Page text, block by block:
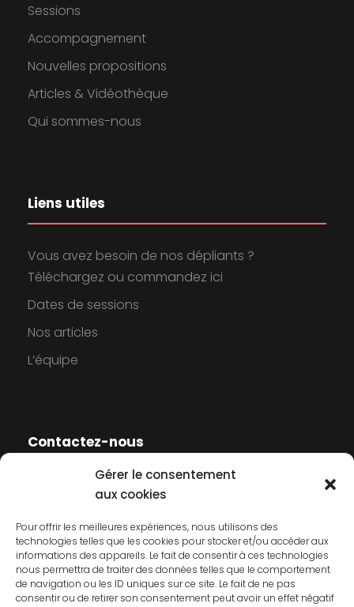
Gérer le consentement
aux cookies
Pour offrir les meilleures expériences, nous utilisons des
technologies telles que les cookies pour stocker et/ou accéder aux
informations des appareils. Le fait de consentir à ces technologies
nous permettra de traiter des données telles que le comportement
de navigation ou les ID uniques sur ce site. Le fait de ne pas
consentir ou de retirer son consentement peut avoir un effet négatif
Sessions
Accompagnement
Nouvelles propositions
Articles & Vidéothèque
Qui sommes-nous
Liens utiles
Vous avez besoin de nos dépliants ?
Téléchargez ou commandez ici
Dates de sessions
Nos articles
L’équipe
Contactez-nous
Contactez-nous
Mentions légales
Politique de cookies
Politique de confidentialité